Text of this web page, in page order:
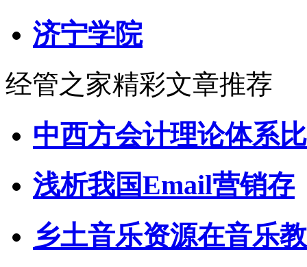
济宁学院
经管之家精彩文章推荐
中西方会计理论体系
浅析我国Email营销存
乡土音乐资源在音乐